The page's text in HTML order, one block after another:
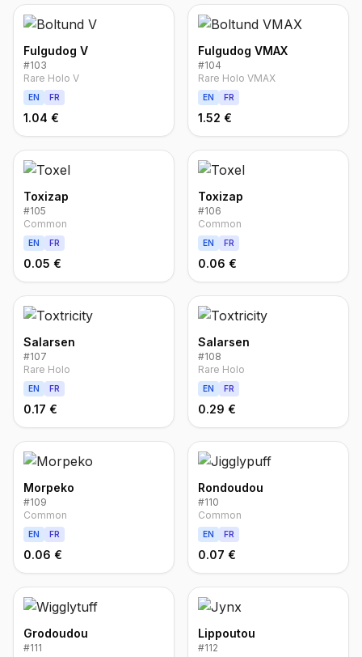
Fulgudog V
#103
Rare Holo V
EN FR
1.04 €
Fulgudog VMAX
#104
Rare Holo VMAX
EN FR
1.52 €
Toxizap
#105
Common
EN FR
0.05 €
Toxizap
#106
Common
EN FR
0.06 €
Salarsen
#107
Rare Holo
EN FR
0.17 €
Salarsen
#108
Rare Holo
EN FR
0.29 €
Morpeko
#109
Common
EN FR
0.06 €
Rondoudou
#110
Common
EN FR
0.07 €
Grodoudou
#111
Lippoutou
#112